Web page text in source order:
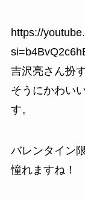
https://
吉沢亮さん扮
そうにかわい
す。
バレンタイン
憧れますね！